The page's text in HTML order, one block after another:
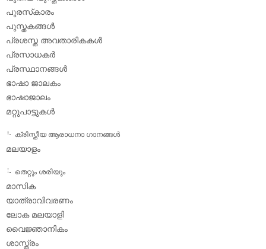
പുരസ്‌കാരം
പുസ്തകങ്ങള്‍
പ്രശസ്ത അവതാരികകള്‍
പ്രസാധകര്‍
പ്രസ്ഥാനങ്ങള്‍
ഭാഷാ ജാലകം
ഭാഷാജാലം
മറ്റുപാട്ടുകള്‍
ക്രിസ്തീയ ആരാധനാ ഗാനങ്ങള്‍
മലയാളം
തെറ്റും ശരിയും
മാസിക
യാത്രാവിവരണം
ലോക മലയാളി
വൈജ്ഞാനികം
ശാസ്ത്രം